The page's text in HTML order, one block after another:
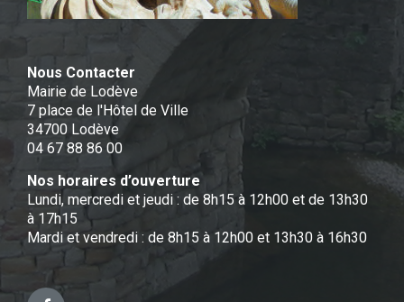
Nous Contacter
Mairie de Lodève
7 place de l'Hôtel de Ville
34700 Lodève
04 67 88 86 00
Nos horaires d’ouverture
Lundi, mercredi et jeudi : de 8h15 à 12h00 et de 13h30
à 17h15
Mardi et vendredi : de 8h15 à 12h00 et 13h30 à 16h30